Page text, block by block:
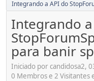
Integrando a API do
Integrando
para banir
Iniciado por candidosa2,
0 Membros e 2 Visitantes